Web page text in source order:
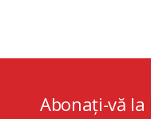
Abonați-vă